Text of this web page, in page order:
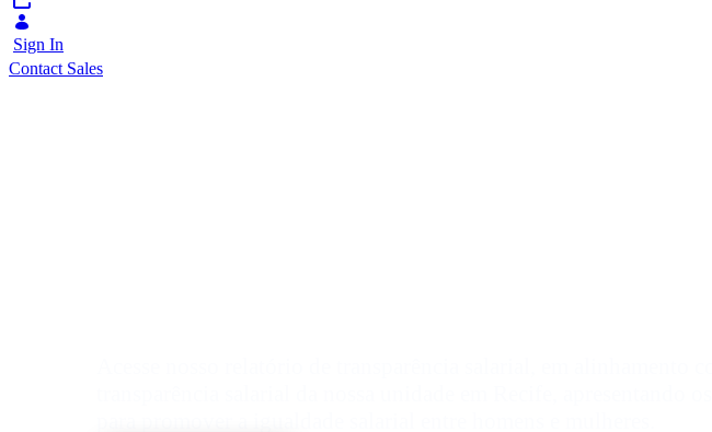
Sign In
Contact Sales